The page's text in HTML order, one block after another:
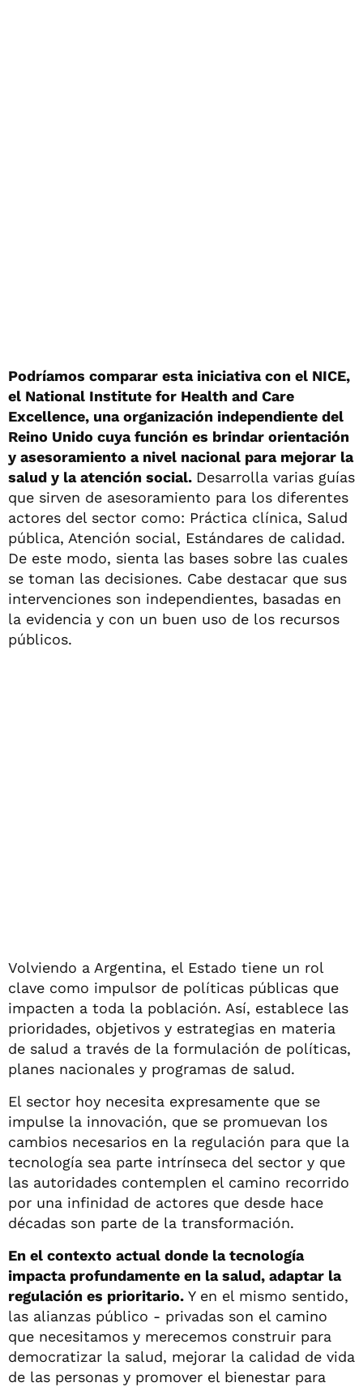
Podríamos comparar esta iniciativa con el NICE,
el National Institute for Health and Care
Excellence, una organización independiente del
Reino Unido cuya función es brindar orientación
y asesoramiento a nivel nacional para mejorar la
salud y la atención social. Desarrolla varias guías
que sirven de asesoramiento para los diferentes
actores del sector como: Práctica clínica, Salud
pública, Atención social, Estándares de calidad.
De este modo, sienta las bases sobre las cuales
se toman las decisiones. Cabe destacar que sus
intervenciones son independientes, basadas en
la evidencia y con un buen uso de los recursos
públicos.
Volviendo a Argentina, el Estado tiene un rol
clave como impulsor de políticas públicas que
impacten a toda la población. Así, establece las
prioridades, objetivos y estrategias en materia
de salud a través de la formulación de políticas,
planes nacionales y programas de salud.
El sector hoy necesita expresamente que se
impulse la innovación, que se promuevan los
cambios necesarios en la regulación para que la
tecnología sea parte intrínseca del sector y que
las autoridades contemplen el camino recorrido
por una infinidad de actores que desde hace
décadas son parte de la transformación.
En el contexto actual donde la tecnología
impacta profundamente en la salud, adaptar la
regulación es prioritario. Y en el mismo sentido,
las alianzas público - privadas son el camino
que necesitamos y merecemos construir para
democratizar la salud, mejorar la calidad de vida
de las personas y promover el bienestar para